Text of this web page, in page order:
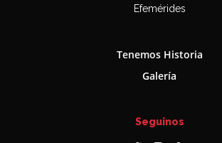
Efemérides
Tenemos Historia
Galería
Seguinos